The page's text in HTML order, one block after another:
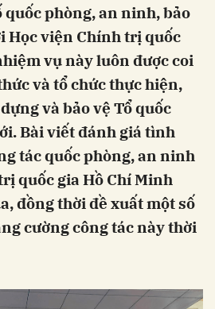
quốc phòng, an ninh, bảo
Học viện Chính trị quốc
vụ này luôn được coi
và tổ chức thực hiện,
và bảo vệ Tổ quốc
Bài viết đánh giá tình
tác quốc phòng, an ninh
quốc gia Hồ Chí Minh
đồng thời đề xuất một số
cường công tác này thời